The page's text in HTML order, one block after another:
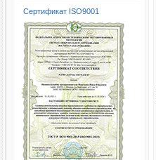
Сертификат ISO9001